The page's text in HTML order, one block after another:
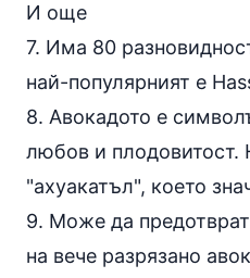
И още
7. Има 80
най-популярният е
8. Авокадото е
любов и плодовитост.
"ахуакатъл", което
9. Може да
на вече разрязано